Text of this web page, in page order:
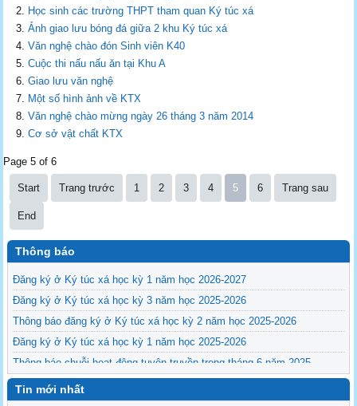
Học sinh các trường THPT tham quan Ký túc xá
Ảnh giao lưu bóng đá giữa 2 khu Ký túc xá
Văn nghệ chào đón Sinh viên K40
Cuộc thi nấu nấu ăn tại Khu A
Giao lưu văn nghệ
Một số hình ảnh về KTX
Văn nghệ chào mừng ngày 26 tháng 3 năm 2014
Cơ sở vật chất KTX
Page 5 of 6
Start Trang trước 1 2 3 4 5 6 Trang sau
End
Thông báo
Đăng ký ở Ký túc xá học kỳ 1 năm học 2026-2027
Đăng ký ở Ký túc xá học kỳ 3 năm học 2025-2026
Thông báo đăng ký ở Ký túc xá học kỳ 2 năm học 2025-2026
Đăng ký ở Ký túc xá học kỳ 1 năm học 2025-2026
Thông báo chuỗi hoạt động tuyên truyền trong tháng 6 năm 2025
Tin mới nhất